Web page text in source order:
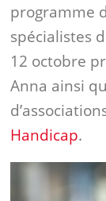
programme
spécialistes
12 octobre
Anna ainsi
Handicap.